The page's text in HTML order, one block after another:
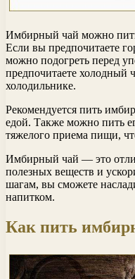
Имбирный чай можно
Если вы предпочитаете
можно подогреть перед
предпочитаете холодный
холодильнике.
Рекомендуется пить
едой. Также можно пить
тяжелого приема пищи,
Имбирный чай — это
полезных веществ и
шагам, вы сможете
напитком.
Как пить